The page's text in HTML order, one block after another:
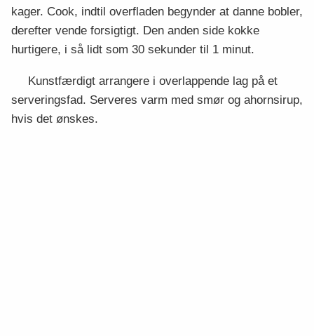
kager. Cook, indtil overfladen begynder at danne bobler,
derefter vende forsigtigt. Den anden side kokke
hurtigere, i så lidt som 30 sekunder til 1 minut.
Kunstfærdigt arrangere i overlappende lag på et
serveringsfad. Serveres varm med smør og ahornsirup,
hvis det ønskes.